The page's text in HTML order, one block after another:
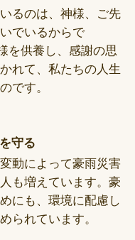
るのは、神様、ご先
でいるからで
を供養し、感謝の思
れて、私たちの人生
です。
守る
動によって豪雨災害
も増えています。豪
にも、環境に配慮し
られています。